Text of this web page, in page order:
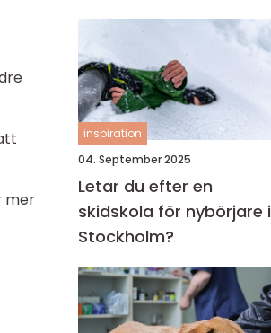
mer
välbefinnande
inspiration
04. September 2025
Letar du efter en
skidskola för nybörjare i
Stockholm?